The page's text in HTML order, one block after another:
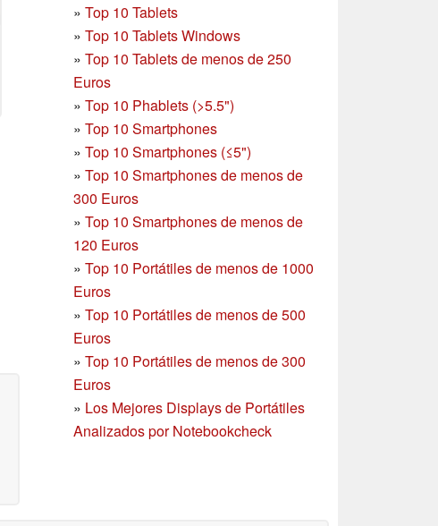
» Top 10 Tablets
» Top 10 Tablets Windows
» Top 10 Tablets de menos de 250
Euros
» Top 10 Phablets (>5.5")
» Top 10 Smartphones
» Top 10 Smartphones (≤5")
» Top 10 Smartphones de menos de
300 Euros
» Top 10 Smartphonesde menos de
120 Euros
» Top 10 Portátiles de menos de 1000
Euros
» Top 10 Portátiles de menos de 500
Euros
» Top 10 Portátiles de menos de 300
Euros
» Los Mejores Displays de Portátiles
Analizados por Notebookcheck